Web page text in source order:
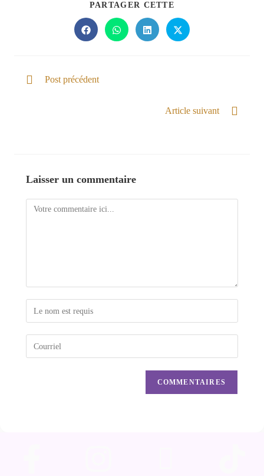
PARTAGER CETTE
Post précédent
Article suivant
Laisser un commentaire